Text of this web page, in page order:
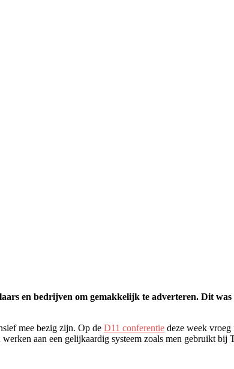
en bedrijven om gemakkelijk te adverteren. Dit was
mee bezig zijn. Op de D11 conferentie deze week
aan een gelijkaardig systeem zoals men gebruikt bij